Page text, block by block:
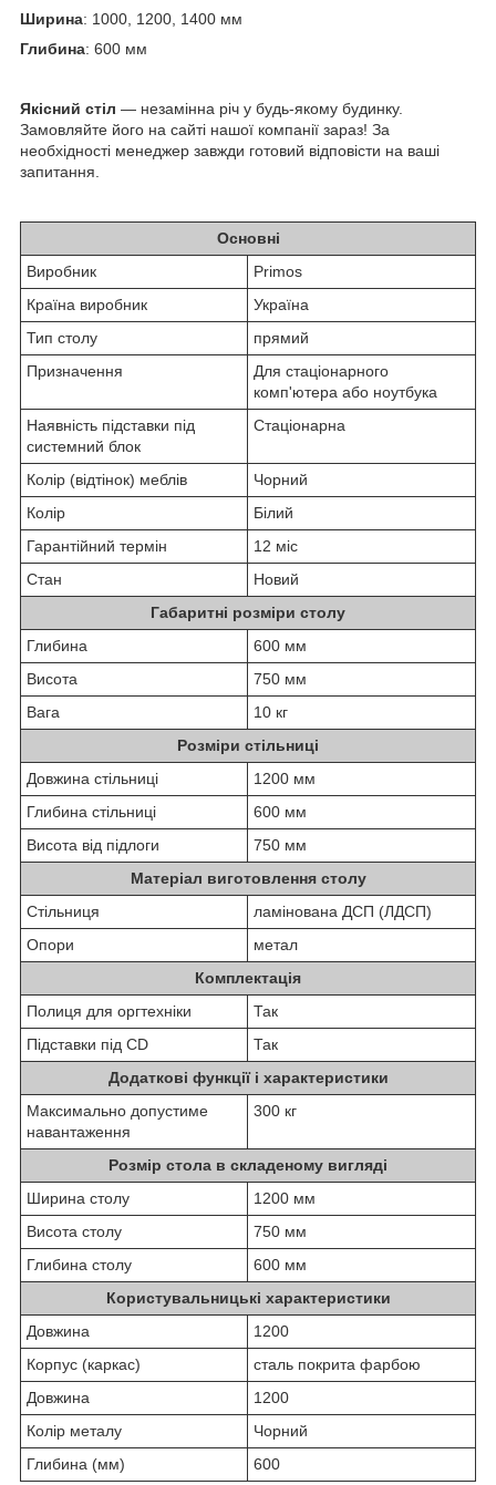
Ширина: 1000, 1200, 1400 мм
Глибина: 600 мм
Якісний стіл — незамінна річ у будь-якому будинку.
Замовляйте його на сайті нашої компанії зараз! За
необхідності менеджер завжди готовий відповісти на ваші
запитання.
Основні
Виробник
Primos
Країна виробник
Україна
Тип столу
прямий
Призначення
Для стаціонарного
комп'ютера або ноутбука
Наявність підставки під
системний блок
Стаціонарна
Колір (відтінок) меблів
Чорний
Колір
Білий
Гарантійний термін
12 міс
Стан
Новий
Габаритні розміри столу
Глибина
600 мм
Висота
750 мм
Вага
10 кг
Розміри стільниці
Довжина стільниці
1200 мм
Глибина стільниці
600 мм
Висота від підлоги
750 мм
Матеріал виготовлення столу
Стільниця
ламінована ДСП (ЛДСП)
Опори
метал
Комплектація
Полиця для оргтехніки
Так
Підставки під СD
Так
Додаткові функції і характеристики
Максимально допустиме
навантаження
300 кг
Розмір стола в складеному вигляді
Ширина столу
1200 мм
Висота столу
750 мм
Глибина столу
600 мм
Користувальницькі характеристики
Довжина
1200
Корпус (каркас)
сталь покрита фарбою
Довжина
1200
Колір металу
Чорний
Глибина (мм)
600